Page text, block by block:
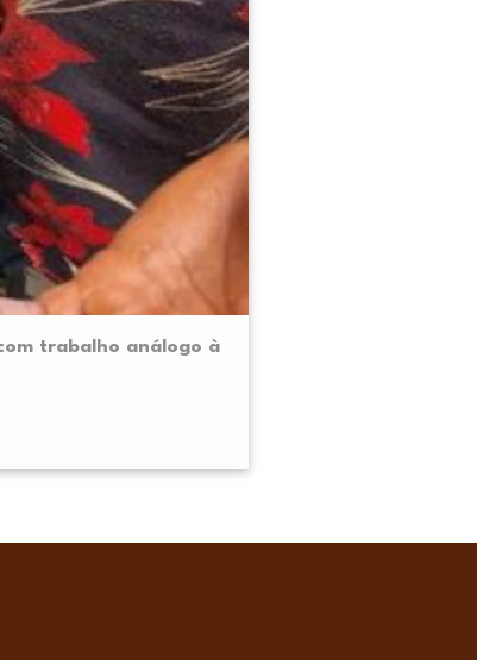
trabalho análogo à